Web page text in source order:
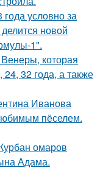
условно за
новой
1".
которая
32 года, а также
Иванова
пёселем.
омаров
Адама.